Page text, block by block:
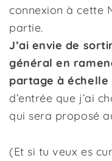
connexion à cette
partie.
J’ai envie de
général en
partage à échelle
d’entrée que j’ai
qui sera proposé
(Et si tu veux es